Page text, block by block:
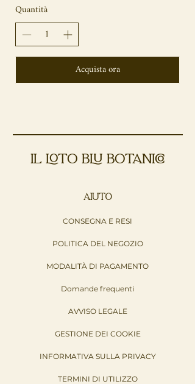
Quantità
Acquista ora
IL LOTO BLU BOTANICO
AIUTO
CONSEGNA E RESI
POLITICA DEL NEGOZIO
MODALITÀ DI PAGAMENTO
Domande frequenti
AVVISO LEGALE
GESTIONE DEI COOKIE
INFORMATIVA SULLA PRIVACY
TERMINI DI UTILIZZO